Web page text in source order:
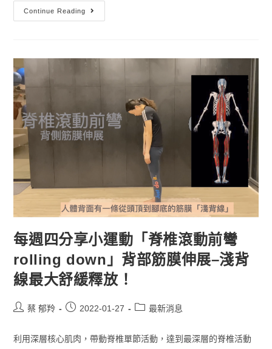
Continue Reading
每週四分享小運動「脊椎滾動前彎
rolling down」背部筋膜伸展–淺背
線最大舒緩釋放！
蔡 郁羚 2022-01-27 最新消息
利用深層核心肌肉，帶動脊椎單節活動，達到最深層的脊椎活動